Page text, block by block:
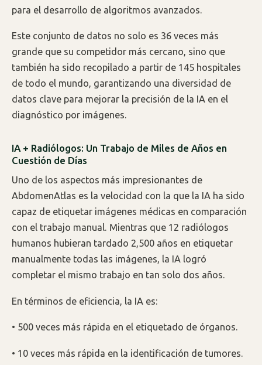
para el desarrollo de algoritmos avanzados.
Este conjunto de datos no solo es 36 veces más
grande que su competidor más cercano, sino que
también ha sido recopilado a partir de 145 hospitales
de todo el mundo, garantizando una diversidad de
datos clave para mejorar la precisión de la IA en el
diagnóstico por imágenes.
IA + Radiólogos: Un Trabajo de Miles de Años en
Cuestión de Días
Uno de los aspectos más impresionantes de
AbdomenAtlas es la velocidad con la que la IA ha sido
capaz de etiquetar imágenes médicas en comparación
con el trabajo manual. Mientras que 12 radiólogos
humanos hubieran tardado 2,500 años en etiquetar
manualmente todas las imágenes, la IA logró
completar el mismo trabajo en tan solo dos años.
En términos de eficiencia, la IA es:
• 500 veces más rápida en el etiquetado de órganos.
• 10 veces más rápida en la identificación de tumores.